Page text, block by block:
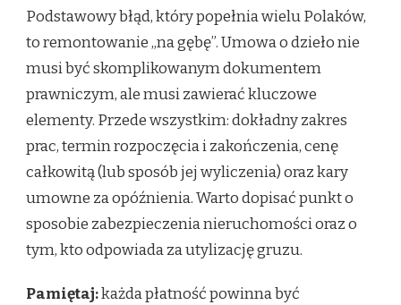
Podstawowy błąd, który popełnia wielu Polaków,
to remontowanie „na gębę”. Umowa o dzieło nie
musi być skomplikowanym dokumentem
prawniczym, ale musi zawierać kluczowe
elementy. Przede wszystkim: dokładny zakres
prac, termin rozpoczęcia i zakończenia, cenę
całkowitą (lub sposób jej wyliczenia) oraz kary
umowne za opóźnienia. Warto dopisać punkt o
sposobie zabezpieczenia nieruchomości oraz o
tym, kto odpowiada za utylizację gruzu.
Pamiętaj:każda płatność powinna być